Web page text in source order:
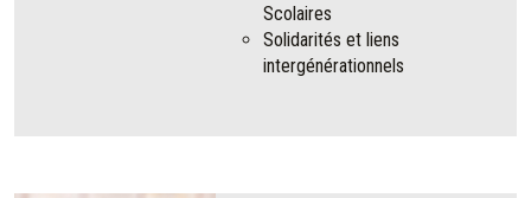
Scolaires
Solidarités et liens
intergénérationnels